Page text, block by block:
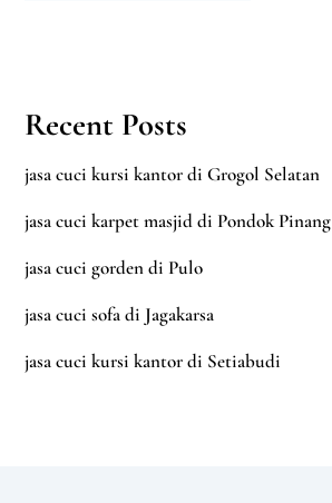
Recent Posts
jasa cuci kursi kantor di Grogol Selatan
jasa cuci karpet masjid di Pondok Pinang
jasa cuci gorden di Pulo
jasa cuci sofa di Jagakarsa
jasa cuci kursi kantor di Setiabudi